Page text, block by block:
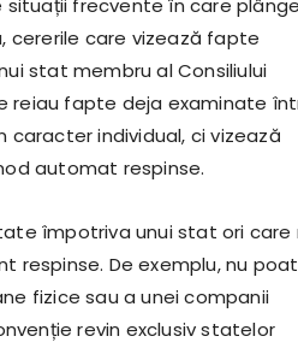
frecvente în care
cererile care vizează fapte
stat membru al Consiliului
reiau fapte deja examinate
caracter individual, ci vizează
automat respinse.
împotriva unui stat ori care
respinse. De exemplu, nu
fizice sau a unei companii
revin exclusiv statelor